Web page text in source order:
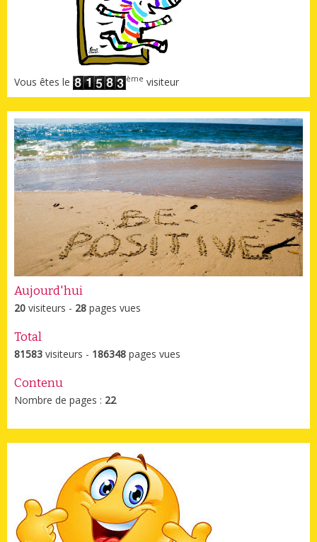
Vous êtes le ème visiteur
Aujourd'hui
20 visiteurs - 28 pages vues
Total
81583 visiteurs - 186348 pages vues
Contenu
Nombre de pages : 22